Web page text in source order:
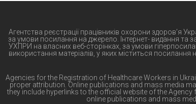
Агентства реєстрації працівників охорони здоров’я
за умови посилання на джерело. Інтернет- видання та
УХПРИ на власних веб-сторінках, за умови
використання матеріалів, у яких міститься посилання
Agencies for the Registration of Healthcare Workers in
proper attribution. Online publications and mass media
they include hyperlinks to the official website of the
online publications and mass